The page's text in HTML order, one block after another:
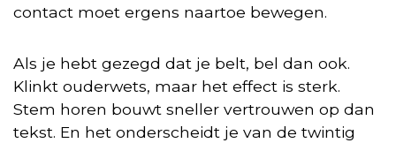
contact moet ergens naartoe bewegen.
Als je hebt gezegd dat je belt, bel dan ook.
Klinkt ouderwets, maar het effect is sterk.
Stem horen bouwt sneller vertrouwen op dan
tekst. En het onderscheidt je van de twintig